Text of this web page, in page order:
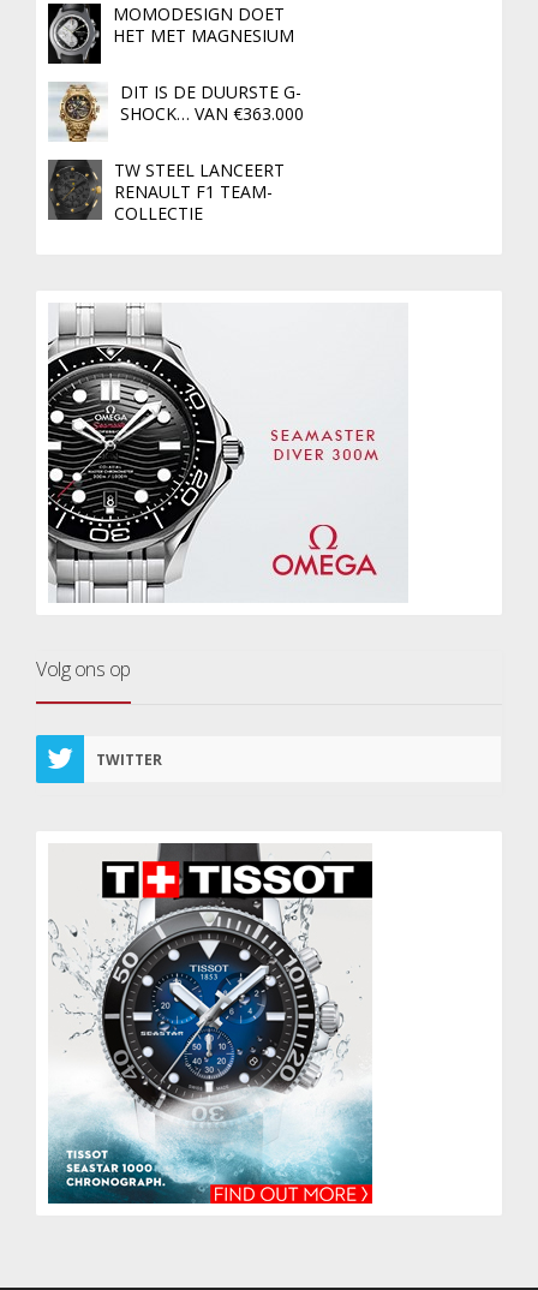
MOMODESIGN DOET
HET MET MAGNESIUM
DIT IS DE DUURSTE G-
SHOCK… VAN €363.000
TW STEEL LANCEERT
RENAULT F1 TEAM-
COLLECTIE
Volg ons op
TWITTER